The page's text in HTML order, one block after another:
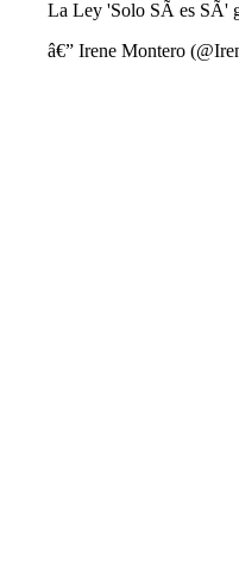
La Ley 'Solo SÃ­ es SÃ­'
â€” Irene Montero